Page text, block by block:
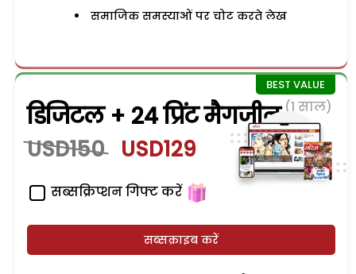
समाजिक समस्याओं पर चोट करते लेख
डिजिटल + 24 प्रिंट मैगजीन (1 साल)
USD150 USD129
सब्सक्रिप्शन गिफ्ट करें
सब्सक्राइब करें